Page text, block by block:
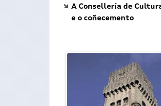
A Consellería de
e o coñecemento